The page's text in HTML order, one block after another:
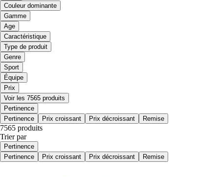
Couleur dominante
Gamme
Age
Caractéristique
Type de produit
Genre
Sport
Équipe
Prix
Voir les 7565 produits
Pertinence
Pertinence
Prix croissant Prix décroissant Remise
7565 produits
Trier par
Pertinence
Pertinence
Prix croissant Prix décroissant Remise